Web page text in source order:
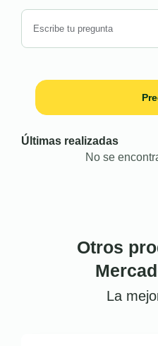
Últimas realizadas
No se
Otros
La